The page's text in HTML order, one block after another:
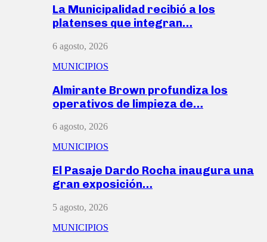
La Municipalidad recibió a los
platenses que integran…
6 agosto, 2026
MUNICIPIOS
Almirante Brown profundiza los
operativos de limpieza de…
6 agosto, 2026
MUNICIPIOS
El Pasaje Dardo Rocha inaugura una
gran exposición…
5 agosto, 2026
MUNICIPIOS